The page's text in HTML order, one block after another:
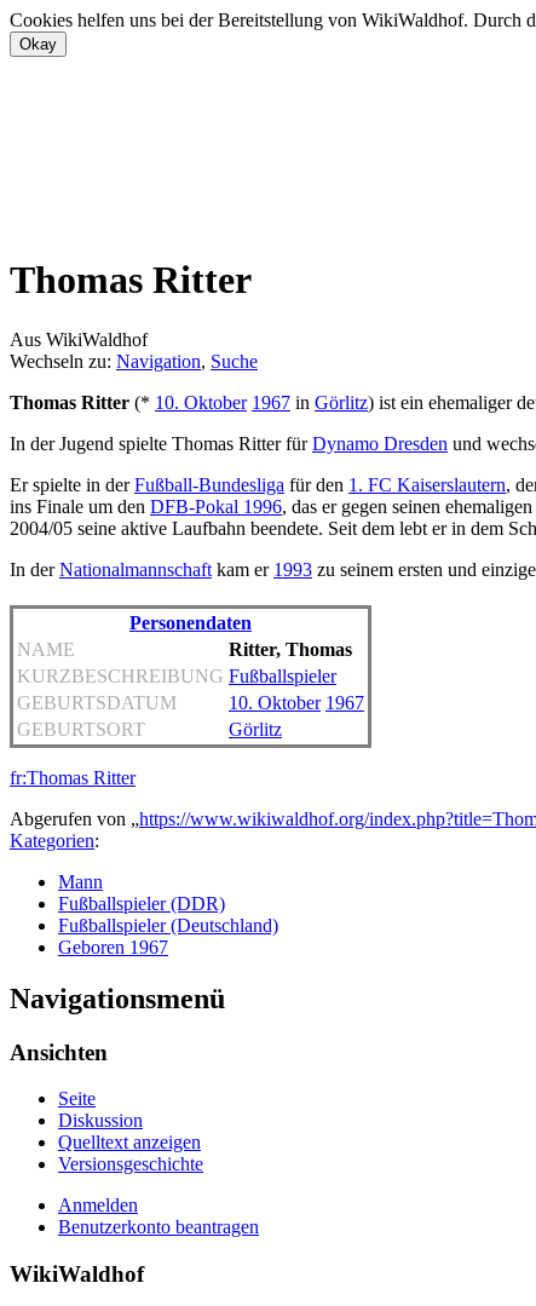
Cookies helfen uns bei der Bereitstellung von WikiWaldhof. Durch
Thomas Ritter
Aus WikiWaldhof
Wechseln zu: Navigation, Suche
Thomas Ritter (* 10. Oktober 1967 in Görlitz) ist ein ehemaliger
In der Jugend spielte Thomas Ritter fürDynamo Dresden und
Er spielte in derFußball-Bundesliga für den 1. FC Kaiserslautern,
ins Finale um den DFB-Pokal 1996, das er gegen seinen
2004/05 seine aktive Laufbahn beendete. Seit dem lebt er in dem
In derNationalmannschaft kam er 1993 zu seinem ersten und
Personendaten
NAME
Ritter, Thomas
KURZBESCHREIBUNG Fußballspieler
GEBURTSDATUM
10. Oktober 1967
GEBURTSORT
Görlitz
fr:Thomas Ritter
Abgerufen von „https://www.wikiwaldhof.org/
Kategorien:
Mann
Fußballspieler (DDR)
Fußballspieler (Deutschland)
Geboren 1967
Navigationsmenü
Ansichten
Seite
Diskussion
Quelltext anzeigen
Versionsgeschichte
Anmelden
Benutzerkonto beantragen
WikiWaldhof